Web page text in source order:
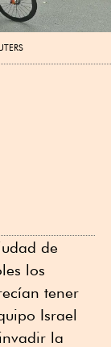
de
los
tener
Israel
la